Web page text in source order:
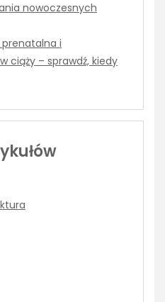
nowoczesnych
i
ciąży – sprawdź, kiedy